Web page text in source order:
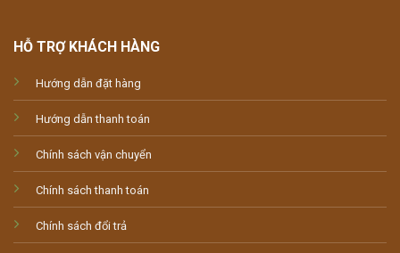
HỖ TRỢ KHÁCH HÀNG
Hướng dẫn đặt hàng
Hướng dẫn thanh toán
Chính sách vận chuyển
Chính sách thanh toán
Chính sách đổi trả